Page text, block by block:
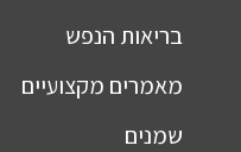
בריאות הנפש
מאמרים מקצועיים
שמנים